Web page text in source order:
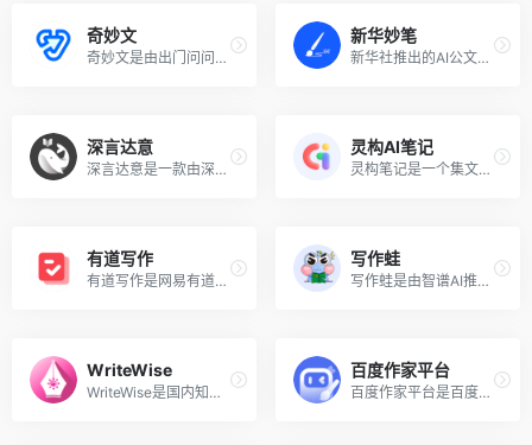
奇妙文
奇妙文是由出门问问推出的一个AI写作助理，可以帮助用户快速进行市场营销、职场办公、新媒体、创意写作等类型的智能内容创作。
新华妙笔
新华社推出的AI公文写作平台
深言达意
深言达意是一款由深言科技推出的免费的词句查询智能写作辅助工具，只需输入模糊描述，便能快速找到合适贴切的用词用句。这款工具融合了WantWords反向词典和WantQuotes据意查句两款神器改进而来，支持据意查词、据意查句、语料查询等多种功能。
灵构AI笔记
灵构笔记是一个集文本编辑、任务管理、数据库、笔记、协作和AI创作工具于一身的综合性应用程序，该产品融合了传统笔记应用的简洁性和任务管理工具的强大功能，同时支持团队协作和AI写作，使其成为一款广受欢迎的工作生产力工具。
有道写作
有道写作是网易有道推出的智能英文写作修改和润色工具，该神器可以智能识别100多种错误类型，包括词组搭配、时态、主谓宾搭配等。用户可以在Web端、移动端、Windows客户端以及Word中使用有道写作产品。
写作蛙
写作蛙是由智谱AI推出的免费智能写作工具，可帮助用户快速高效地生成AI原创的高质量内容创意和各种文本任务，如文章、报告、新闻稿、营销文案等。
WriteWise
WriteWise是国内知名的听书和播客平台喜马拉雅旗下的团队推出的一款专业的 AI 小说和网文创作工具，可以为作者提供灵感、参考、思路，提升写作效率，赋能与提效网文小说创作的全流程。
百度作家平台
百度作家平台是百度官方推出的一站式AI辅助创作平台，提供丰富多样的AI创作功能，帮助内容创作者写出更多好作品。